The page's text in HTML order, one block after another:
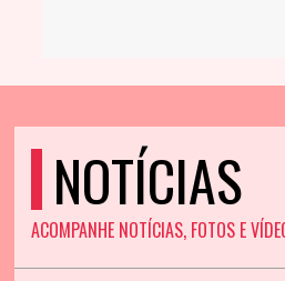
NOTÍCIAS
ACOMPANHE NOTÍCIAS, FOTOS E